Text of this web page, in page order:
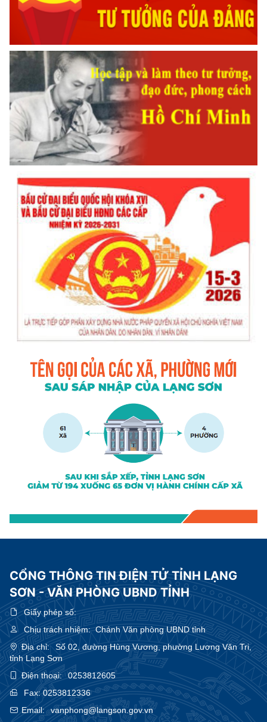
CỔNG THÔNG TIN ĐIỆN TỬ TỈNH LẠNG
SƠN - VĂN PHÒNG UBND TỈNH
Giấy phép số:
Chịu trách nhiệm:Chánh Văn phòng UBND tỉnh
Địa chỉ:
Số 02, đường Hùng Vương, phường Lương Văn Tri,
tỉnh Lạng Sơn
Điện thoại:
0253812605
Fax:0253812336
Email:
vanphong@langson.gov.vn